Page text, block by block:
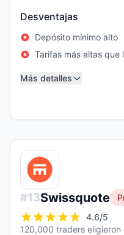
Desventajas
Depósito mínimo alto
Tarifas más altas que
Más detalles
#13Swissquote
4.6/5
120,000 traders